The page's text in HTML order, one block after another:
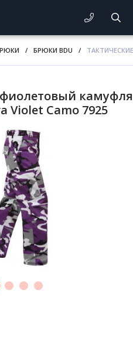
/ БРЮКИ BDU /
Violet Camo 7925